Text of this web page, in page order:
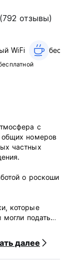
(792 отзывы)
WiFi
с
номеров
частных
о роскоши
которые
подать
или кофе, а
далее